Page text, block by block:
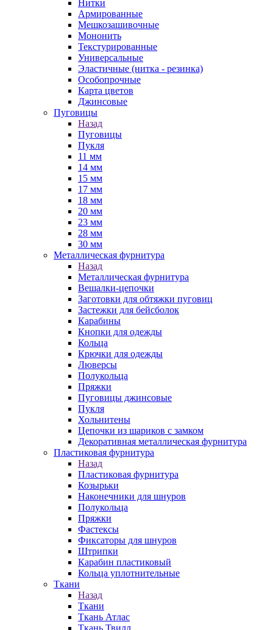
Нитки
Армированные
Мешкозашивочные
Мононить
Текстурированные
Универсальные
Эластичные (нитка - резинка)
Особопрочные
Карта цветов
Джинсовые
Пуговицы
Назад
Пуговицы
Пукля
11 мм
14 мм
15 мм
17 мм
18 мм
20 мм
23 мм
28 мм
30 мм
Металлическая фурнитура
Назад
Металлическая фурнитура
Вешалки-цепочки
Заготовки для обтяжки пуговиц
Застежки для бейсболок
Карабины
Кнопки для одежды
Кольца
Крючки для одежды
Люверсы
Полукольца
Пряжки
Пуговицы джинсовые
Пукля
Хольнитены
Цепочки из шариков с замком
Декоративная металлическая фурнитура
Пластиковая фурнитура
Назад
Пластиковая фурнитура
Козырьки
Наконечники для шнуров
Полукольца
Пряжки
Фастексы
Фиксаторы для шнуров
Штрипки
Карабин пластиковый
Кольца уплотнительные
Ткани
Назад
Ткани
Ткань Атлас
Ткань Твилл